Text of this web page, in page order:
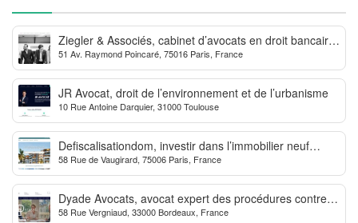
Ziegler & Associés, cabinet d’avocats en droit bancaire,
cryptomonnaie et escroqueries financières
51 Av. Raymond Poincaré, 75016 Paris, France
JR Avocat, droit de l’environnement et de l’urbanisme
10 Rue Antoine Darquier, 31000 Toulouse
Defiscalisationdom, investir dans l’immobilier neuf
Outre-mer
58 Rue de Vaugirard, 75006 Paris, France
Dyade Avocats, avocat expert des procédures contre la
MDPH
58 Rue Vergniaud, 33000 Bordeaux, France